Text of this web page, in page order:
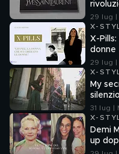
29 lug
X-
X-
donne
29 lug
X-
My
silenzio
31 lug |
X-
Demi
up